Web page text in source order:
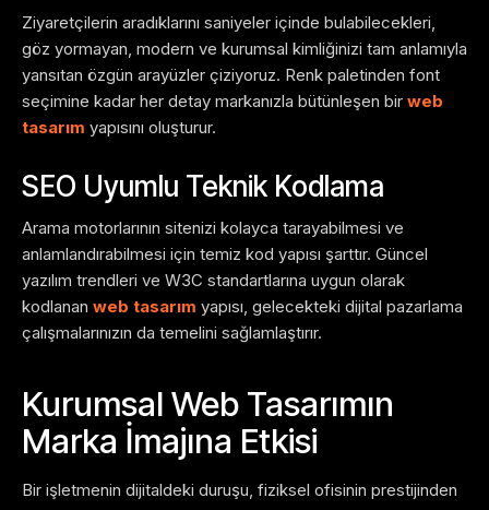
Ziyaretçilerin aradıklarını saniyeler içinde bulabilecekleri,
göz yormayan, modern ve kurumsal kimliğinizi tam anlamıyla
yansıtan özgün arayüzler çiziyoruz. Renk paletinden font
seçimine kadar her detay markanızla bütünleşen bir web
tasarım yapısını oluşturur.
SEO Uyumlu Teknik Kodlama
Arama motorlarının sitenizi kolayca tarayabilmesi ve
anlamlandırabilmesi için temiz kod yapısı şarttır. Güncel
yazılım trendleri ve W3C standartlarına uygun olarak
kodlanan web tasarım yapısı, gelecekteki dijital pazarlama
çalışmalarınızın da temelini sağlamlaştırır.
Kurumsal Web Tasarımın
Marka İmajına Etkisi
Bir işletmenin dijitaldeki duruşu, fiziksel ofisinin prestijinden